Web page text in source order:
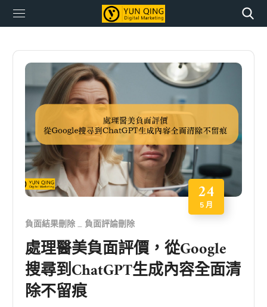
24
5 月
負面結果刪除 負面評論刪除
處理醫美負面評價，從Google
搜尋到ChatGPT生成內容全面清
除不留痕